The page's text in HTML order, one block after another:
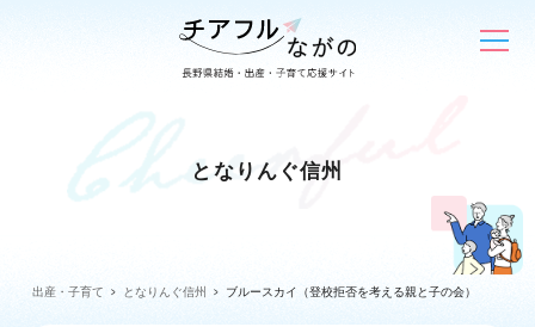
となりんぐ信州
出産・子育て となりんぐ信州 ブルースカイ（登校拒否を考える親と子の会）